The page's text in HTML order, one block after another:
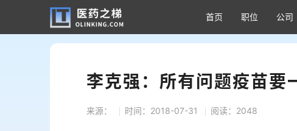
首页 职位 公司
李克强：所有问题疫苗要
来源： 时间：2018-07-31 阅读：2048